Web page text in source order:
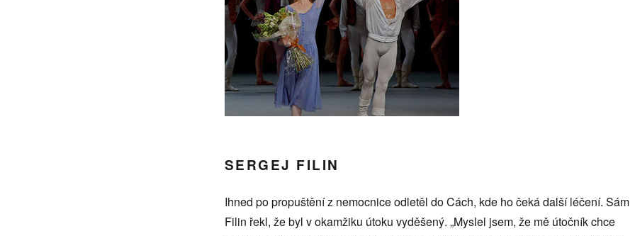
SERGEJ FILIN
Ihned po propuštění z nemocnice odletěl do Cách, kde ho čeká další léčení. Sám
Filin řekl, že byl v okamžiku útoku vyděšený. „Myslel jsem, že mě útočník chce